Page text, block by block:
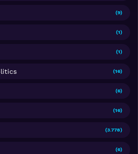
(9)
(1)
(1)
(16)
(6)
(16)
(3.778)
(6)